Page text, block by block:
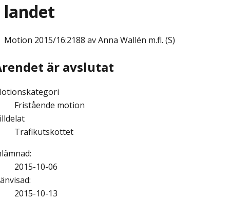
landet
Motion 2015/16:2188 av Anna Wallén m.fl. (S)
är avslutat
Fristående motion
Trafikutskottet
:
2015-10-06
:
2015-10-13